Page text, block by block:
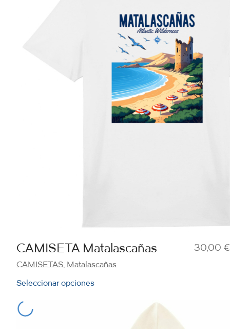
CAMISETA Matalascañas
CAMISETAS, Matalascañas
Seleccionar opciones
30,00 €